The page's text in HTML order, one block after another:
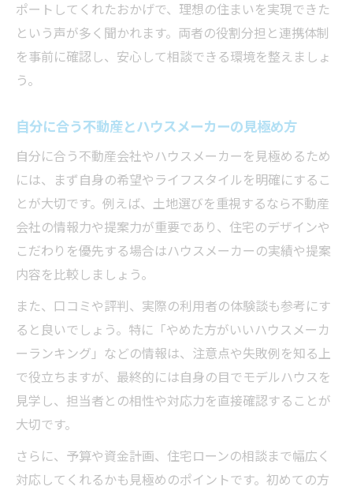
ポートしてくれたおかげで、理想の住まいを実現できた
という声が多く聞かれます。両者の役割分担と連携体制
を事前に確認し、安心して相談できる環境を整えましょ
う。
自分に合う不動産とハウスメーカーの見極め方
自分に合う不動産会社やハウスメーカーを見極めるため
には、まず自身の希望やライフスタイルを明確にするこ
とが大切です。例えば、土地選びを重視するなら不動産
会社の情報力や提案力が重要であり、住宅のデザインや
こだわりを優先する場合はハウスメーカーの実績や提案
内容を比較しましょう。
また、口コミや評判、実際の利用者の体験談も参考にす
ると良いでしょう。特に「やめた方がいいハウスメーカ
ーランキング」などの情報は、注意点や失敗例を知る上
で役立ちますが、最終的には自身の目でモデルハウスを
見学し、担当者との相性や対応力を直接確認することが
大切です。
さらに、予算や資金計画、住宅ローンの相談まで幅広く
対応してくれるかも見極めのポイントです。初めての方